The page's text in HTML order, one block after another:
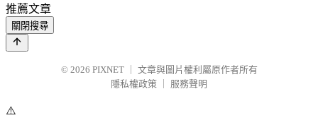
推薦文章
關閉搜尋
© 2026 PIXNET
文章與圖片權利屬原作者所有
隱私權政策
服務聲明
⚠️